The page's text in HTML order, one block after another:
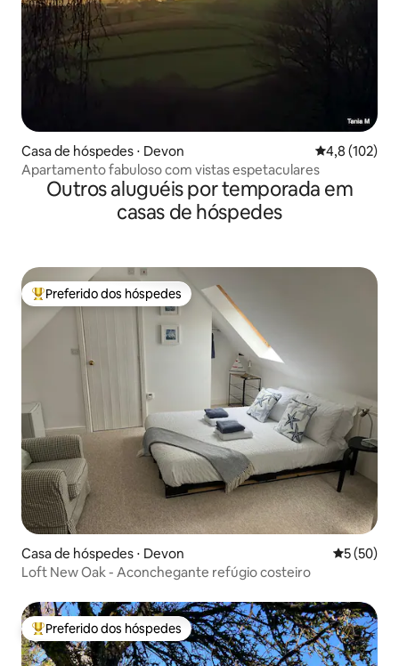
Casa de hóspedes ⋅ Devon 4,8 de uma
4,8 (102)
Apartamento fabuloso com vistas espetaculares
Outros aluguéis por temporada em
casas de hóspedes
Entre os melhores preferidos dos hóspedes
Preferido dos hóspedes
Casa de hóspedes ⋅ Devon 5 de uma
5 (50)
Loft New Oak - Aconchegante refúgio costeiro
Entre os melhores preferidos dos hóspedes
Preferido dos hóspedes